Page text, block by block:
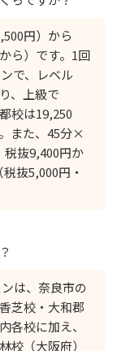
円）から
ら）です。1回
で、レベル
、上級で
校は19,250
また、45分×
税抜9,400円か
抜5,000円・
は、奈良市の
芝校・大和郡
各校に加え、
校（大阪府）